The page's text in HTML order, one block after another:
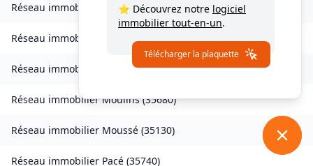
Réseau immobilier Martigné-Ferchaud(35640)
Réseau immobilier Maxent(35380)
Réseau immobilier Meillac(35270)
Réseau immobilierMoulins(35680)
Réseau immobilier Moussé (35130)
Réseau immobilier Pacé (35740)
⭐ Découvrez notre logiciel
immobilier tout-en-un.
Télécharger la plaquette